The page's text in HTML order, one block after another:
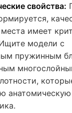
свойства:
имеет
модели с
пружинным